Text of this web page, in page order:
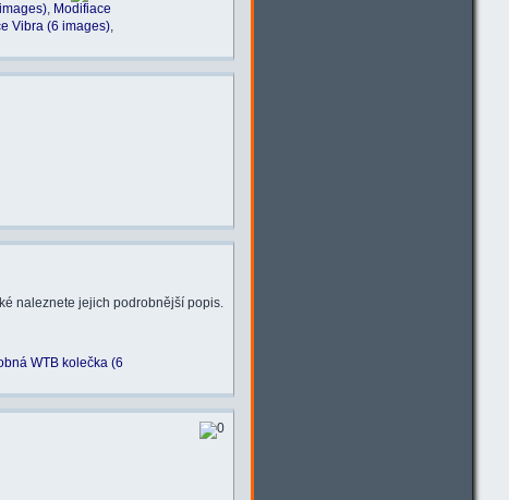
, Modifiace
Vibra (6 images),
naleznete jejich podrobnější popis.
WTB kolečka (6